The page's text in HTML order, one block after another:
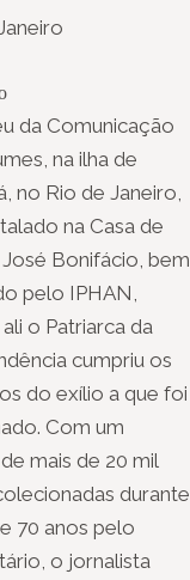
da Comunicação
na ilha de
no Rio de Janeiro,
na Casa de
Bonifácio, bem
pelo IPHAN,
o Patriarca da
cumpriu os
do exílio a que foi
Com um
mais de 20 mil
durante
70 anos pelo
o jornalista